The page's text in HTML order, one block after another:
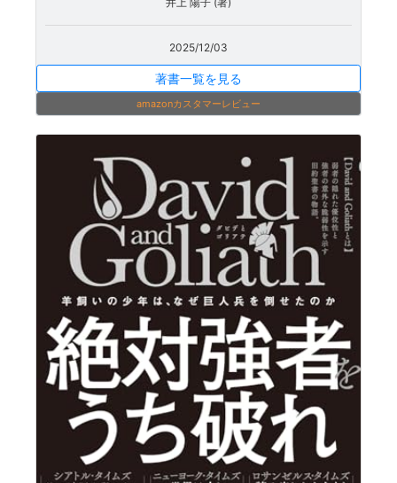
2025/12/03
著書一覧を見る
amazonカスタマーレビュー